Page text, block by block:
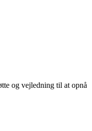
og vejledning til at opnå